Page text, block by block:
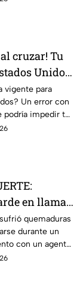
al cruzar! Tu
Unidos
por este
pasaporte
vigente para
Un error con
podría impedir tu
si el
en llamas
descarga de
policía en
quemaduras
durante un
con un agente
cerca de una